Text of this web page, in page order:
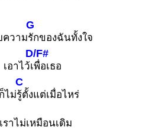
ความ
G
รักของฉันทั้งใจ
เอาไว้เ
D/F#
พื่อเธอ
ไม่
C
รู้ตั้งแต่เมื่อไหร่
ราไม่เหมือนเดิม